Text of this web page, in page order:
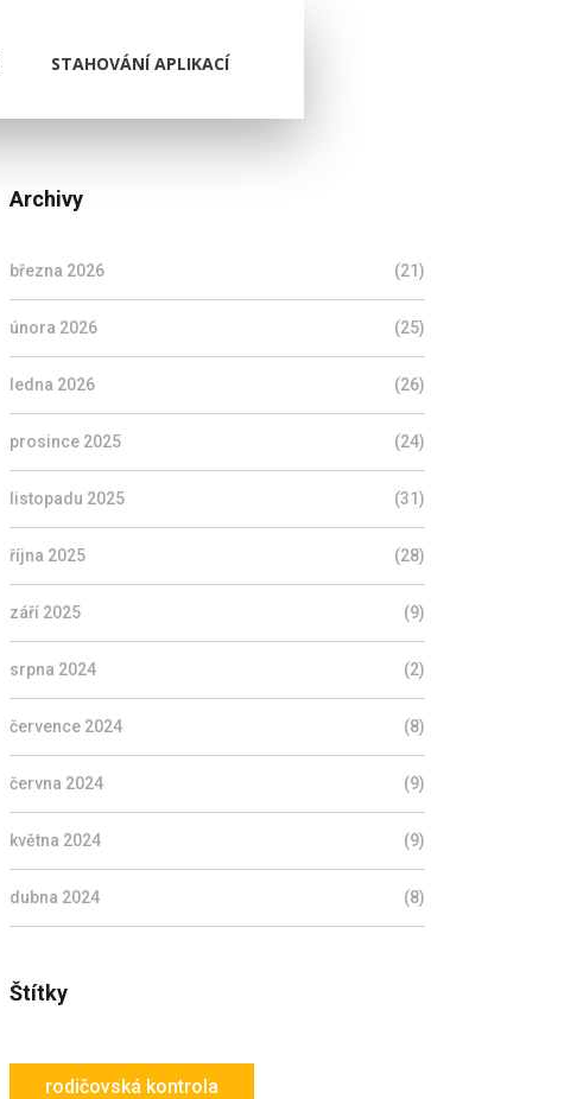
STAHOVÁNÍ APLIKACÍ
Archivy
března 2026 (21)
února 2026 (25)
ledna 2026 (26)
prosince 2025 (24)
listopadu 2025 (31)
října 2025 (28)
září 2025 (9)
srpna 2024 (2)
července 2024 (8)
června 2024 (9)
května 2024 (9)
dubna 2024 (8)
Štítky
rodičovská kontrola